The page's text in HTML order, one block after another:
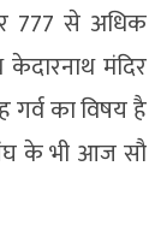
777 से अधिक
केदारनाथ मंदिर
गर्व का विषय है
संघ के भी आज सौ